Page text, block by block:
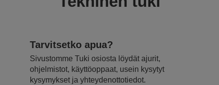
Tarvitsetko apua?
Sivustomme Tuki osiosta löydät ajurit,
ohjelmistot, käyttöoppaat, usein kysytyt
kysymykset ja yhteydenottotiedot.